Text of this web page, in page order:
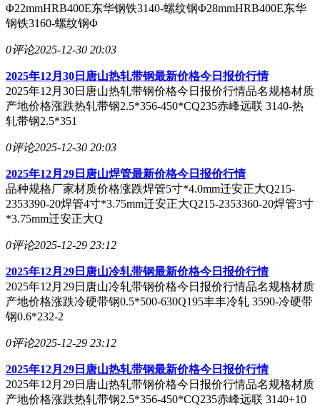
Φ22mmHRB400E东华钢铁3140-螺纹钢Φ28mmHRB400E东华
钢铁3160-螺纹钢Φ
0评论2025-12-30 20:03
2025年12月30日唐山热轧带钢最新价格今日报价行情
2025年12月30日唐山热轧带钢价格今日报价行情品名规格材质
产地价格涨跌热轧带钢2.5*356-450*CQ235赤峰远联 3140-热
轧带钢2.5*351
0评论2025-12-30 20:03
2025年12月29日唐山焊管最新价格今日报价行情
品种规格厂家材质价格涨跌焊管5寸*4.0mm迁安正大Q215-
2353390-20焊管4寸*3.75mm迁安正大Q215-2353360-20焊管3寸
*3.75mm迁安正大Q
0评论2025-12-29 23:12
2025年12月29日唐山冷轧带钢最新价格今日报价行情
2025年12月29日唐山冷轧带钢价格今日报价行情品名规格材质
产地价格涨跌冷硬带钢0.5*500-630Q195丰丰冷轧 3590-冷硬带
钢0.6*232-2
0评论2025-12-29 23:12
2025年12月29日唐山热轧带钢最新价格今日报价行情
2025年12月29日唐山热轧带钢价格今日报价行情品名规格材质
产地价格涨跌热轧带钢2.5*356-450*CQ235赤峰远联 3140+10